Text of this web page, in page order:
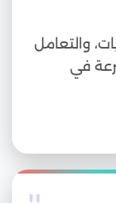
والتعامل
في